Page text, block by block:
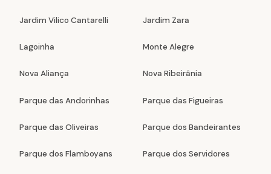
Jardim Vilico Cantarelli Jardim Zara
Lagoinha Monte Alegre
Nova Aliança Nova Ribeirânia
Parque das Andorinhas Parque das Figueiras
Parque das Oliveiras Parque dos Bandeirantes
Parque dos Flamboyans Parque dos Servidores